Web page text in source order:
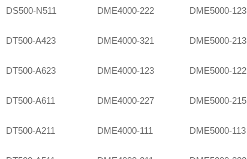
DS500-N511 DME4000-222 DME5000-123
DT500-A423 DME4000-321 DME5000-213
DT500-A623 DME4000-123 DME5000-122
DT500-A611 DME4000-227 DME5000-215
DT500-A211 DME4000-111 DME5000-113